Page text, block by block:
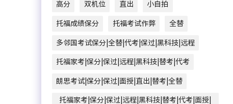
高分 双机位 直出 小自拍
托福成绩保分 托福考试作弊 全替
多邻国考试保分|全替|代考|保过|黑科技|远程
托福家考|保分|保过|远程|黑科技|替考|代考
朗思考试|保分|保过|面授|直出|替考|全替
托福家考|保分|保过|远程|黑科技|替考|代考|面授|